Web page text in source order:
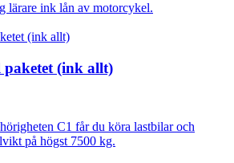
lärare ink lån av motorcykel.
(ink allt)
C1 får du köra lastbilar och
på högst 7500 kg.